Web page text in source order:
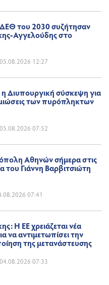
ΔΕΘ του 2030 συζήτησαν
Αγγελούδης στο
05.08.2026 12:27
η Διυπουργική σύσκεψη για
των πυρόπληκτων
05.08.2026 07:52
Αθηνών σήμερα στις
του Γιάννη Βαρβιτσιώτη
07:41
Η ΕΕ χρειάζεται νέα
να αντιμετωπίσει την
της μετανάστευσης
04.08.2026 07:33